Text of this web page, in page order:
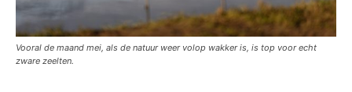
Vooral de maand mei, als de natuur weer volop wakker is, is top voor echt
zware zeelten.